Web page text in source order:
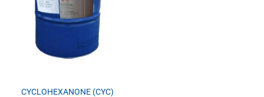
CYCLOHEXANONE (CYC)